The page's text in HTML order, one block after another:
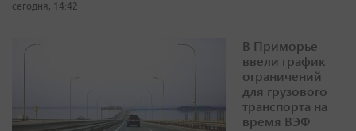
сегодня, 14:42
В Приморье
ввели график
ограничений
для грузового
транспорта на
время ВЭФ